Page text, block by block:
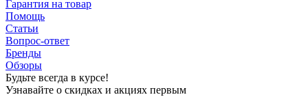
Гарантия на товар
Помощь
Статьи
Вопрос-ответ
Бренды
Обзоры
Будьте всегда в курсе!
Узнавайте о скидках и акциях первым